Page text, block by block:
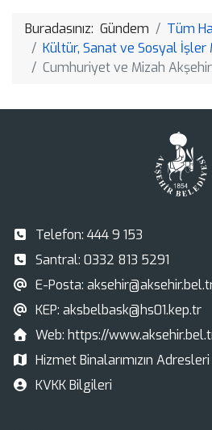
Buradasınız: Gündem
Tüm
Kültür, Sanat ve Sosyal
Cumhuriyet ve Mizah
Telefon: 444 9 153
Santral: 0332 813 5291
E-Posta:
KEP: aksbelbask@hs01.kep.tr
Web: https://
Hizmet Binalarımızın Adresleri
KVKK Bilgileri